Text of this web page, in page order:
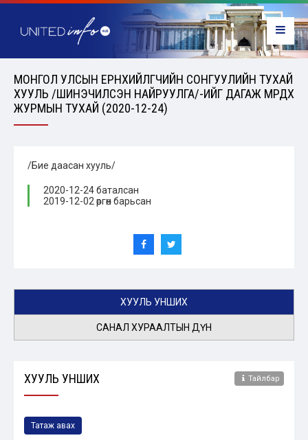
МОНГОЛ УЛСЫН ЕРӨНХИЙЛӨГЧИЙН СОНГУУЛИЙН ТУХАЙ
ХУУЛЬ /ШИНЭЧИЛСЭН НАЙРУУЛГА/-ИЙГ ДАГАЖ МӨРДӨХ
ЖУРМЫН ТУХАЙ (2020-12-24)
/Бие даасан хууль/
2020-12-24 баталсан
2019-12-02 өргөн барьсан
ХУУЛЬ УНШИХ
САНАЛ ХУРААЛТЫН ДҮН
ХУУЛЬ УНШИХ Тайлбар
Татаж авах